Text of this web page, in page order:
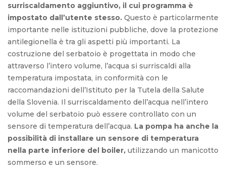
surriscaldamento aggiuntivo, il cui programma è
impostato dall’utente stesso. Questo è particolarmente
importante nelle istituzioni pubbliche, dove la protezione
antilegionella è tra gli aspetti più importanti. La
costruzione del serbatoio è progettata in modo che
attraverso l’intero volume, l’acqua si surriscaldi alla
temperatura impostata, in conformità con le
raccomandazioni dell’Istituto per la Tutela della Salute
della Slovenia. Il surriscaldamento dell’acqua nell’intero
volume del serbatoio può essere controllato con un
sensore di temperatura dell’acqua. La pompa ha anche la
possibilità di installare un sensore di temperatura
nella parte inferiore del boiler, utilizzando un manicotto
sommerso e un sensore.